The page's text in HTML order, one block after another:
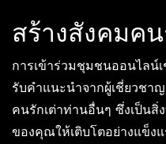
สร้างสังคมค
การเข้าร่วมชุมชนออนไลน์
รับคำแนะนำจากผู้เชี่ยวชา
คนรักเต่าท่านอื่นๆ ซึ่งเป็นสิ่
ของคุณให้เติบโตอย่างแข็งแ